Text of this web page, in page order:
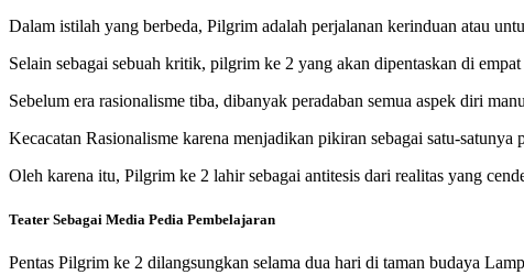
Dalam istilah yang berbeda, Pilgrim adalah perjalanan kerinduan atau
Selain sebagai sebuah kritik, pilgrim ke 2 yang akan dipentaskan di
Sebelum era rasionalisme tiba, dibanyak peradaban semua aspek diri
Kecacatan Rasionalisme karena menjadikan pikiran sebagai satu-satunya
Oleh karena itu, Pilgrim ke 2 lahir sebagai antitesis dari realitas yang
Teater Sebagai Media Pedia Pembelajaran
Pentas Pilgrim ke 2 dilangsungkan selama dua hari di taman budaya